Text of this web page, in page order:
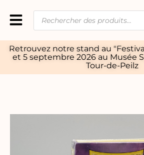
Retrouvez notre stand au
et 5 septembre 2026 au Musée
Tour-de-Peilz